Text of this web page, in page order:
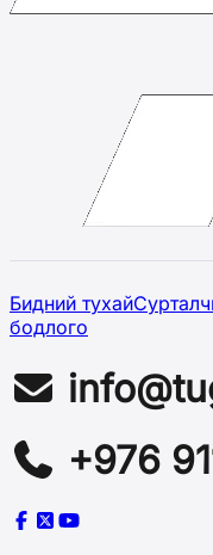
Бидний тухай
бодлого
+976